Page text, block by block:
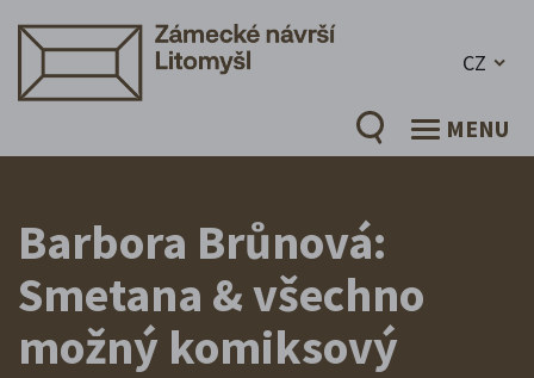
CZ
MENU
Barbora Brůnová:
Smetana & všechno
možný komiksový